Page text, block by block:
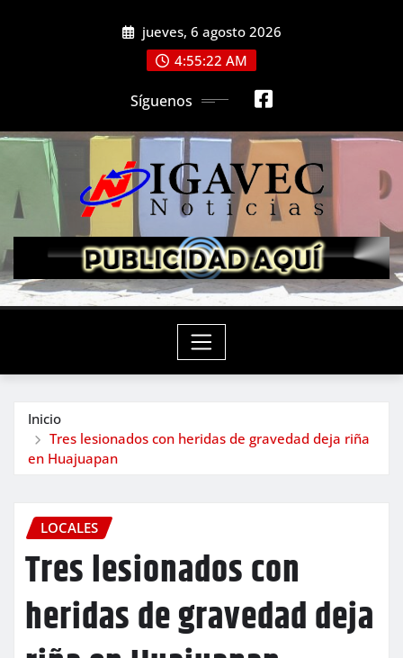
jueves, 6 agosto 2026
4:55:24 AM
Síguenos
Inicio
Tres lesionados con heridas de gravedad deja riña
en Huajuapan
LOCALES
Tres lesionados con
heridas de gravedad deja